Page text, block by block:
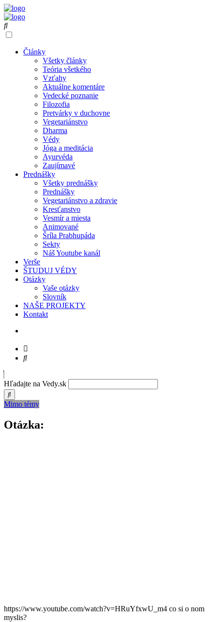
Články
Všetky články
Teória všetkého
Vzťahy
Aktuálne komentáre
Vedecké poznanie
Filozofia
Pretvárky v duchovne
Vegetariánstvo
Dharma
Védy
Jóga a meditácia
Ayurvéda
Zaujímavé
Prednášky
Všetky prednášky
Prednášky
Vegetariánstvo a zdravie
Kresťanstvo
Vesmír a miesta
Animované
Šríla Prabhupáda
Sekty
Náš Youtube kanál
Verše
ŠTUDUJ VÉDY
Otázky
Vaše otázky
Slovník
NAŠE PROJEKTY
Kontakt
Hľadajte na Vedy.sk
Mimo témy
Otázka:
https://www.youtube.com/watch?v=HRuYfxwU_m4 co si o nom
myslis?